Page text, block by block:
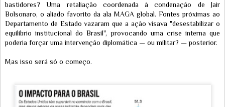
bastidores? Uma retaliação coordenada à condenação de Jair
Bolsonaro, o aliado favorito da ala MAGA global. Fontes próximas ao
Departamento de Estado vazaram que a ação visava "desestabilizar o
equilíbrio institucional do Brasil", provocando uma crise interna que
poderia forçar uma intervenção diplomática — ou militar? — posterior.
Mas isso será só o começo.